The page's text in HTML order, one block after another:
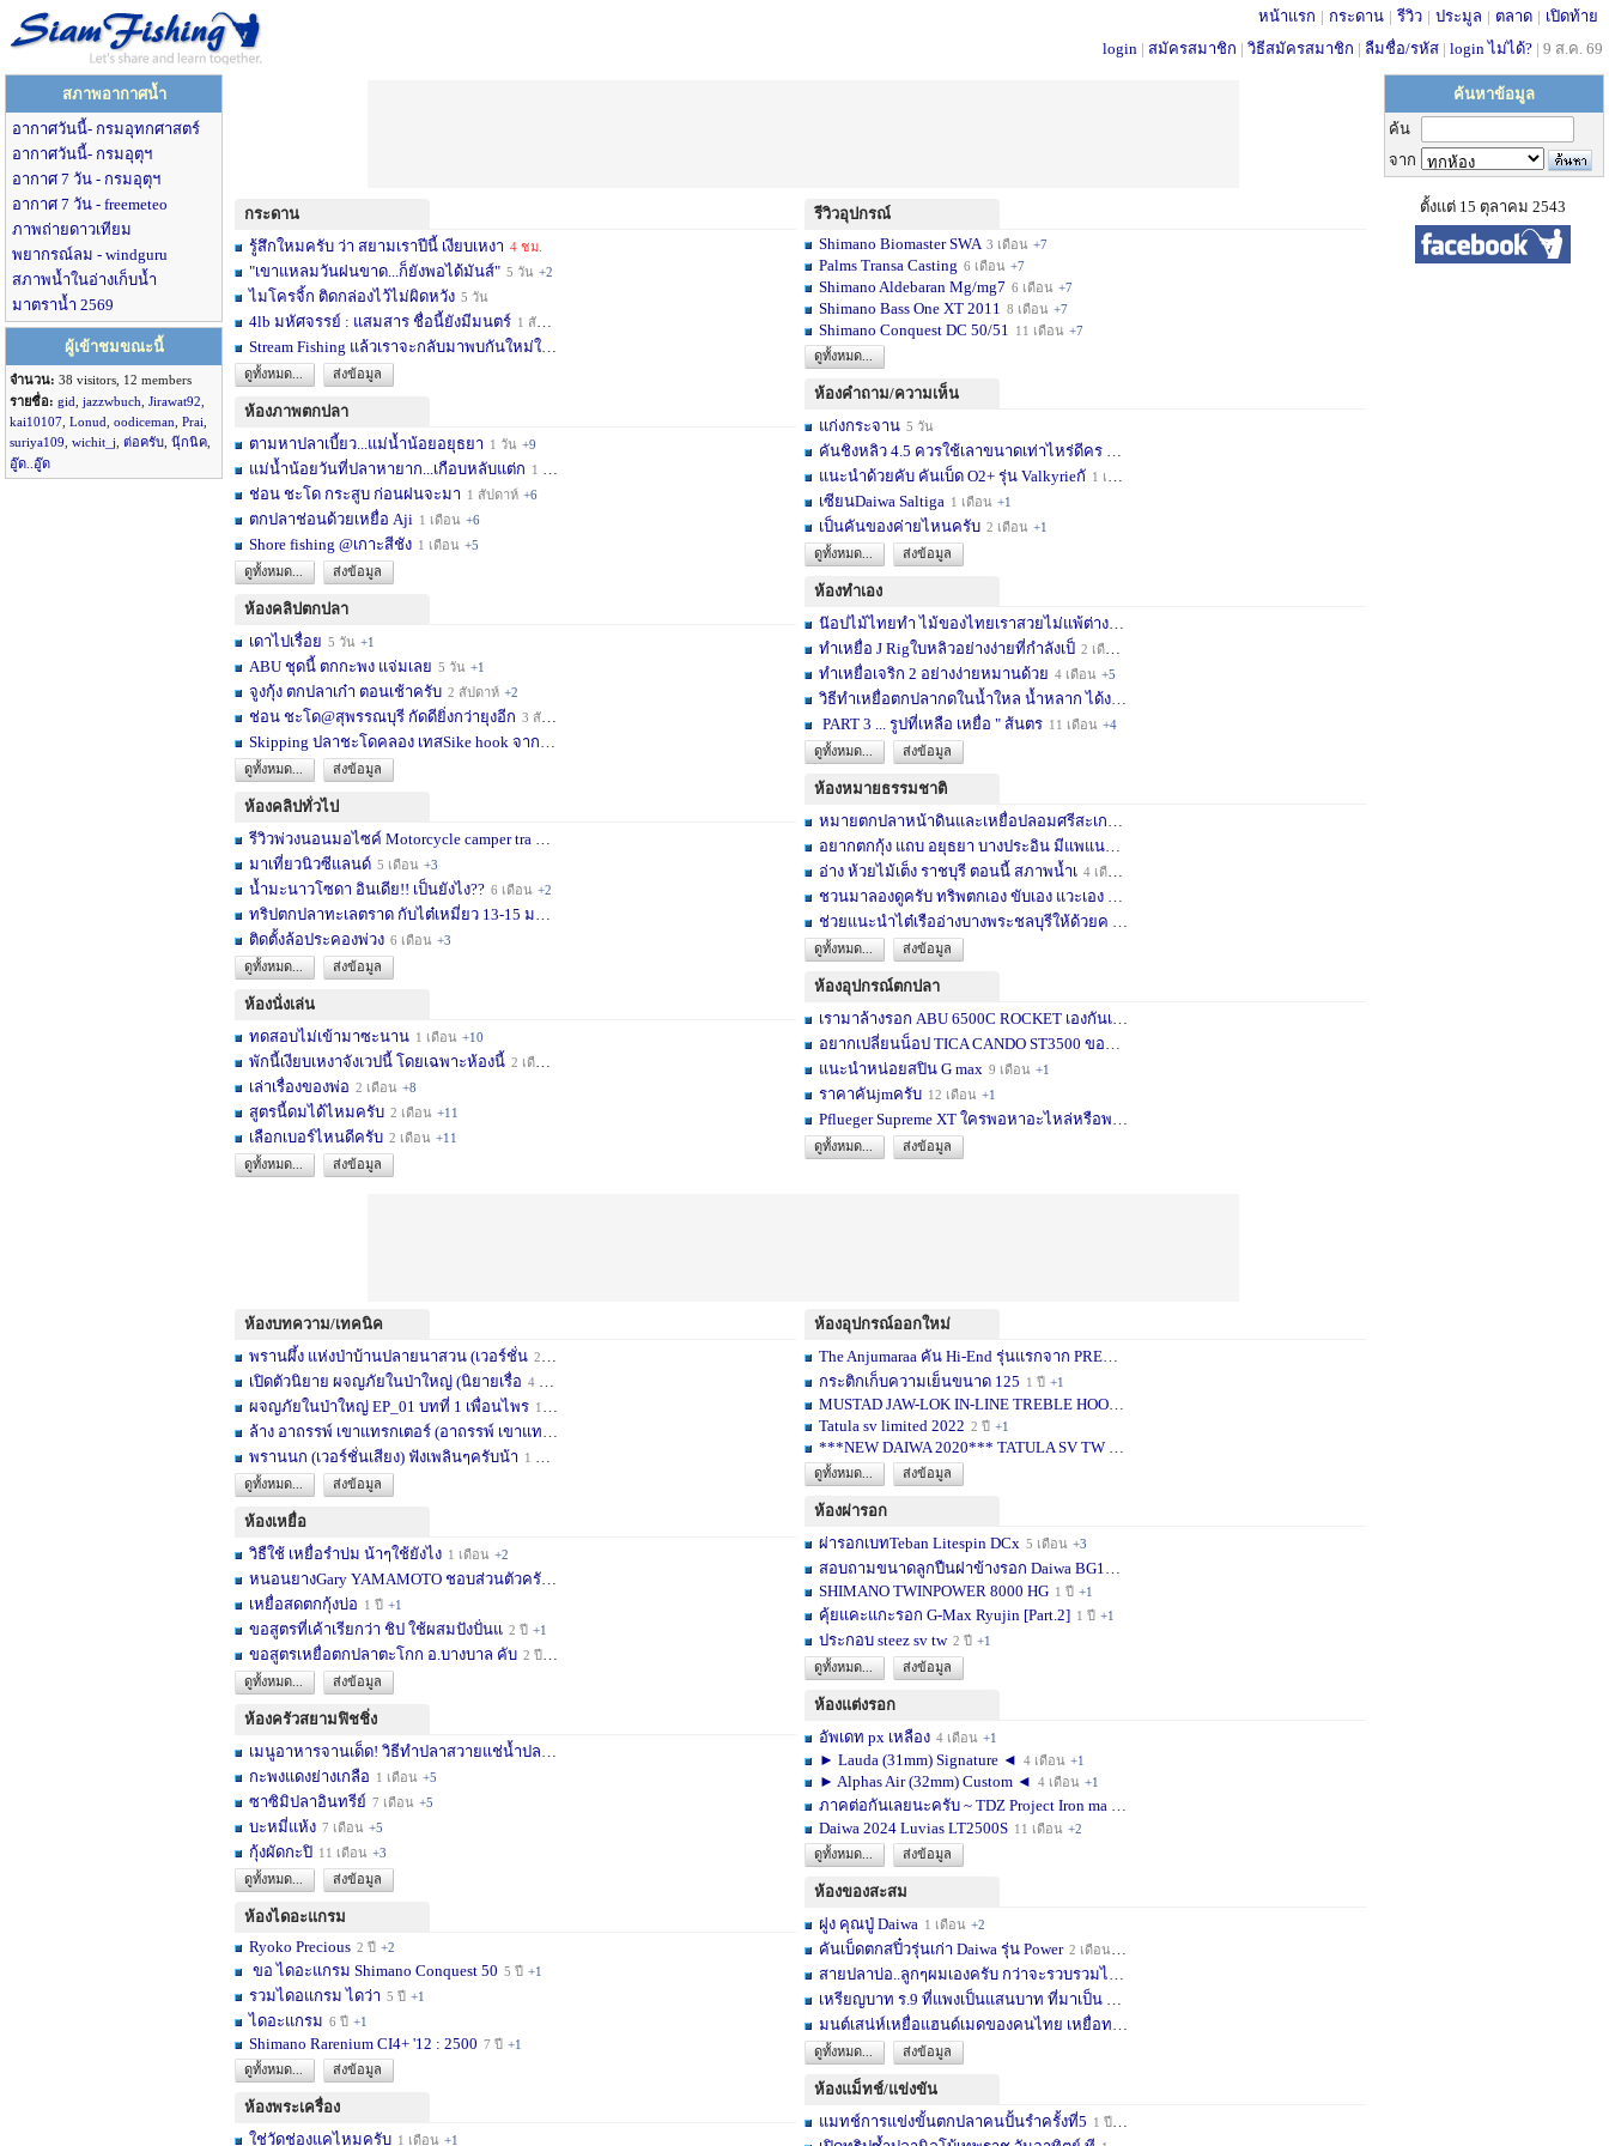
หน้าแรก | กระดาน | รีวิว | ประมูล | ตลาด | เปิดท้าย
login | สมัครสมาชิก | วิธีสมัครสมาชิก | ลืมชื่อ/รหัส | login ไม่ได้? | 9 ส.ค. 69
สภาพอากาศน้ำ
อากาศวันนี้- กรมอุทกศาสตร์
อากาศวันนี้- กรมอุตุฯ
อากาศ 7 วัน - กรมอุตุฯ
อากาศ 7 วัน - freemeteo
ภาพถ่ายดาวเทียม
พยากรณ์ลม - windguru
สภาพน้ำในอ่างเก็บน้ำ
มาตราน้ำ 2569
ผู้เข้าชมขณะนี้
จำนวน: 38 visitors, 12 members
รายชื่อ: gid jazzwbuch Jirawat92
kai10107 Lonud oodiceman Prai
suriya109 wichit_j ต่อครับ นุ๊กนิค
อู๊ด..อู๊ด
กระดาน
รู้สึกใหมครับ ว่า สยามเราปีนี้ เงียบเหงา 4 ชม.
"เขาแหลมวันฝนขาด...ก็ยังพอได้มันส์" 5 วัน +2
ไมโครจิ้ก ติดกล่องไว้ไม่ผิดหวัง 5 วัน
4lb มหัศจรรย์ : แสมสาร ชื่อนี้ยังมีมนตร์ 1 สัปดาห์
Stream Fishing แล้วเราจะกลับมาพบกันใหม่ใ
ดูทั้งหมด...
ส่งข้อมูล
ห้องภาพตกปลา
ตามหาปลาเบี้ยว...แม่น้ำน้อยอยุธยา 1 วัน +9
แม่น้ำน้อยวันที่ปลาหายาก...เกือบหลับแต่ก 1 วัน
ช่อน ชะโด กระสูบ ก่อนฝนจะมา 1 สัปดาห์ +6
ตกปลาช่อนด้วยเหยื่อ Aji 1 เดือน +6
Shore fishing @เกาะสีชัง 1 เดือน +5
ดูทั้งหมด...
ส่งข้อมูล
ห้องคลิปตกปลา
เดาไปเรื่อย 5 วัน +1
ABU ชุดนี้ ตกกะพง แจ่มเลย 5 วัน +1
จูงกุ้ง ตกปลาเก๋า ตอนเช้าครับ 2 สัปดาห์ +2
ช่อน ชะโด@สุพรรณบุรี กัดดียิ่งกว่ายุงอีก 3 สัปดาห์
Skipping ปลาชะโดคลอง เทสSike hook จากLF
ดูทั้งหมด...
ส่งข้อมูล
ห้องคลิปทั่วไป
รีวิวพ่วงนอนมอไซค์ Motorcycle camper tra
มาเที่ยวนิวซีแลนด์ 5 เดือน +3
น้ำมะนาวโซดา อินเดีย!! เป็นยังไง?? 6 เดือน +2
ทริปตกปลาทะเลตราด กับไต๋เหมี่ยว 13-15 มก
ติดตั้งล้อประคองพ่วง 6 เดือน +3
ดูทั้งหมด...
ส่งข้อมูล
ห้องนั่งเล่น
ทดสอบไม่เข้ามาซะนาน 1 เดือน +10
พักนี้เงียบเหงาจังเวปนี้ โดยเฉพาะห้องนี้ 2 เดือน
เล่าเรื่องของพ่อ 2 เดือน +8
สูตรนี้ดมได้ไหมครับ 2 เดือน +11
เลือกเบอร์ไหนดีครับ 2 เดือน +11
ดูทั้งหมด...
ส่งข้อมูล
รีวิวอุปกรณ์
Shimano Biomaster SWA 3 เดือน +7
Palms Transa Casting 6 เดือน +7
Shimano Aldebaran Mg/mg7 6 เดือน +7
Shimano Bass One XT 2011 8 เดือน +7
Shimano Conquest DC 50/51 11 เดือน +7
ดูทั้งหมด...
ห้องคำถาม/ความเห็น
แก่งกระจาน 5 วัน
คันชิงหลิว 4.5 ควรใช้เลาขนาดเท่าไหร่ดีคร
แนะนำด้วยคับ คันเบ็ด O2+ รุ่น Valkyrieกั 1 เดือน
เซียนDaiwa Saltiga 1 เดือน +1
เป็นคันของค่ายไหนครับ 2 เดือน +1
ดูทั้งหมด...
ส่งข้อมูล
ห้องทำเอง
น๊อปไม้ไทยทำ ไม้ของไทยเราสวยไม่แพ้ต่างชา
ทำเหยื่อ J Rigใบหลิวอย่างง่ายที่กำลังเป็ 2 เดือน
ทำเหยื่อเจริก 2 อย่างง่ายหมานด้วย 4 เดือน +5
วิธีทำเหยื่อตกปลากดในน้ำใหล น้ำหลาก ได้ง
PART 3 ... รูปที่เหลือ เหยื่อ " ส้นตร 11 เดือน +4
ดูทั้งหมด...
ส่งข้อมูล
ห้องหมายธรรมชาติ
หมายตกปลาหน้าดินและเหยื่อปลอมศรีสะเกษครั
อยากตกกุ้ง แถบ อยุธยา บางประอิน มีแพแนะน
อ่าง ห้วยไม้เต็ง ราชบุรี ตอนนี้ สภาพน้ำเ 4 เดือน
ชวนมาลองดูครับ ทริพตกเอง ขับเอง แวะเอง จ
ช่วยแนะนำไต๋เรืออ่างบางพระชลบุรีให้ด้วยค
ดูทั้งหมด...
ส่งข้อมูล
ห้องอุปกรณ์ตกปลา
เรามาล้างรอก ABU 6500C ROCKET เองกันเถอ
อยากเปลี่ยนน็อป TICA CANDO ST3500 ขอคำแน
แนะนำหน่อยสปิน G max 9 เดือน +1
ราคาคันjmครับ 12 เดือน +1
Pflueger Supreme XT ใครพอหาอะไหล่หรือพอซ
ดูทั้งหมด...
ส่งข้อมูล
ห้องบทความ/เทคนิค
พรานผึ้ง แห่งป่าบ้านปลายนาสวน (เวอร์ชั่น 2 เดือน
เปิดตัวนิยาย ผจญภัยในป่าใหญ่ (นิยายเรื่อ 4 เดือน
ผจญภัยในป่าใหญ่ EP_01 บทที่ 1 เพื่อนไพร 11 เดือน
ล้าง อาถรรพ์ เขาแทรกเตอร์ (อาถรรพ์ เขาแท
พรานนก (เวอร์ชั่นเสียง) ฟังเพลินๆครับน้า 1 ปี
ดูทั้งหมด...
ส่งข้อมูล
ห้องเหยื่อ
วิธืใช้ เหยื่อรำบ่ม น้าๆใช้ยังไง 1 เดือน +2
หนอนยางGary YAMAMOTO ชอบส่วนตัวครับ... เ
เหยื่อสดตกกุ้งบ่อ 1 ปี +1
ขอสูตรที่เค้าเรียกว่า ชิป ใช้ผสมปังปั่นแ 2 ปี +1
ขอสูตรเหยื่อตกปลาตะโกก อ.บางบาล คับ 2 ปี
ดูทั้งหมด...
ส่งข้อมูล
ห้องครัวสยามฟิชชิ่ง
เมนูอาหารจานเด็ด! วิธีทำปลาสวายแช่น้ำปลา
กะพงแดงย่างเกลือ 1 เดือน +5
ซาซิมิปลาอินทรีย์ 7 เดือน +5
บะหมี่แห้ง 7 เดือน +5
กุ้งผัดกะปิ 11 เดือน +3
ดูทั้งหมด...
ส่งข้อมูล
ห้องไดอะแกรม
Ryoko Precious 2 ปี +2
ขอ ไดอะแกรม Shimano Conquest 50 5 ปี +1
รวมไดอแกรม ไดว่า 5 ปี +1
ไดอะแกรม 6 ปี +1
Shimano Rarenium CI4+ '12 : 2500 7 ปี +1
ดูทั้งหมด...
ส่งข้อมูล
ห้องพระเครื่อง
ใช่วัดช่องแคไหมครับ 1 เดือน +1
ห้องอุปกรณ์ออกใหม่
The Anjumaraa คัน Hi-End รุ่นแรกจาก PREY
กระติกเก็บความเย็นขนาด 125 1 ปี +1
MUSTAD JAW-LOK IN-LINE TREBLE HOOK - 5X
Tatula sv limited 2022 2 ปี +1
***NEW DAIWA 2020*** TATULA SV TW
ดูทั้งหมด...
ส่งข้อมูล
ห้องผ่ารอก
ผ่ารอกเบทTeban Litespin DCx 5 เดือน +3
สอบถามขนาดลูกปืนฝาข้างรอก Daiwa BG10
SHIMANO TWINPOWER 8000 HG 1 ปี +1
คุ้ยแคะแกะรอก G-Max Ryujin [Part.2] 1 ปี +1
ประกอบ steez sv tw 2 ปี +1
ดูทั้งหมด...
ส่งข้อมูล
ห้องแต่งรอก
อัพเดท px เหลือง 4 เดือน +1
► Lauda (31mm) Signature ◄ 4 เดือน +1
► Alphas Air (32mm) Custom ◄ 4 เดือน +1
ภาคต่อกันเลยนะครับ ~ TDZ Project Iron ma
Daiwa 2024 Luvias LT2500S 11 เดือน +2
ดูทั้งหมด...
ส่งข้อมูล
ห้องของสะสม
ฝูง คุณปู่ Daiwa 1 เดือน +2
คันเบ็ดตกสปิ๋วรุ่นเก่า Daiwa รุ่น Power 2 เดือน
สายปลาบ่อ..ลูกๆผมเองครับ กว่าจะรวบรวมได้
เหรียญบาท ร.9 ที่แพงเป็นแสนบาท ที่มาเป็น
มนต์เสน่ห์เหยื่อแฮนด์เมดของคนไทย เหยื่อท
ดูทั้งหมด...
ส่งข้อมูล
ห้องแม็ทช์/แข่งขัน
แมทช์การแข่งขั้นตกปลาคนปั้นรำครั้งที่5 1 ปี
ค้นหาข้อมูล
ค้น
จาก
ตั้งแต่ 15 ตุลาคม 2543